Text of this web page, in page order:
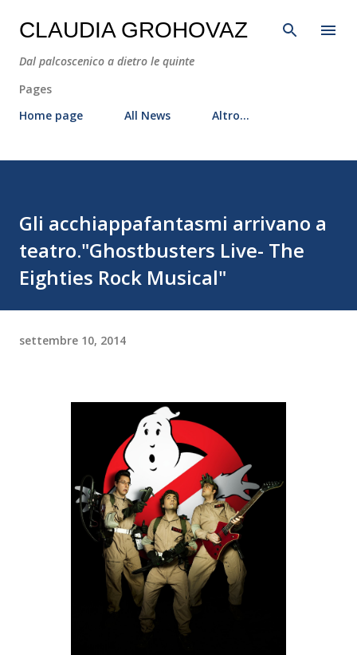
Passa ai contenuti principali
CLAUDIA GROHOVAZ
Dal palcoscenico a dietro le quinte
Pages
Home page
All News Altro…
Gli acchiappafantasmi arrivano a
teatro."Ghostbusters Live- The
Eighties Rock Musical"
settembre 10, 2014